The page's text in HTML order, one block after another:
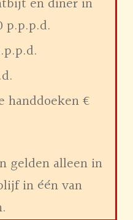
p.p.p.d.
handdoeken €
gelden alleen in
in één van